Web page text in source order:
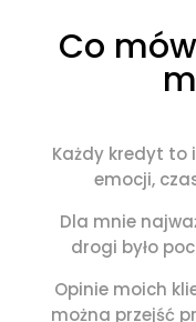
Co
Każdy kredyt to
emocji,
Dla mnie
drogi było
Opinie moich
można przejść